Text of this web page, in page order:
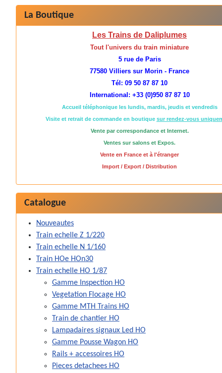
La Boutique
Les Trains de Daliplumes
Tout l'univers du train miniature
5 rue de Paris
77580 Villiers sur Morin - France
Tél: 09 50 87 87 10
International: +33 (0)950 87 87 10
Accueil téléphonique les lundis, mardis, jeudis et vendredis
Visite et retrait de commande en boutique sur rendez-vous
Vente par correspondance et Internet.
Ventes sur salons et Expos.
Vente en France et à l'étranger
Import / Export / Distribution
Catalogue
Nouveautes
Train echelle Z 1/220
Train echelle N 1/160
Train HOe HOn30
Train echelle HO 1/87
Gamme Inspection HO
Vegetation Flocage HO
Gamme MTH Trains HO
Train de chantier HO
Lampadaires signaux Led HO
Gamme Pousse Wagon HO
Rails + accessoires HO
Pieces detachees HO